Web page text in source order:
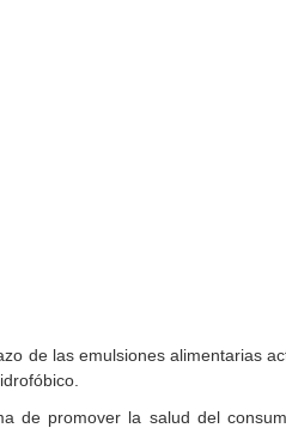
de las emulsiones alimentarias
de promover la salud del